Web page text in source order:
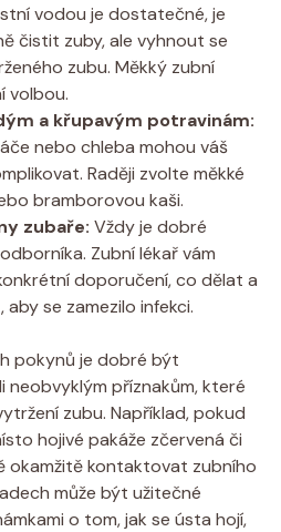
vodou je dostatečné, je
čistit zuby, ale vyhnout se
zubu. Měkký zubní
volbou.
a křupavým potravinám:
nebo chleba mohou váš
Raději zvolte měkké
bramborovou kaši.
zubaře: Vždy je dobré
Zubní lékař vám
doporučení, co dělat a
se zamezilo infekci.
pokynů je dobré být
neobvyklým příznakům, které
zubu. Například, pokud
hojivé pakáže zčervená či
okamžitě kontaktovat zubního
může být užitečné
o tom, jak se ústa hojí,